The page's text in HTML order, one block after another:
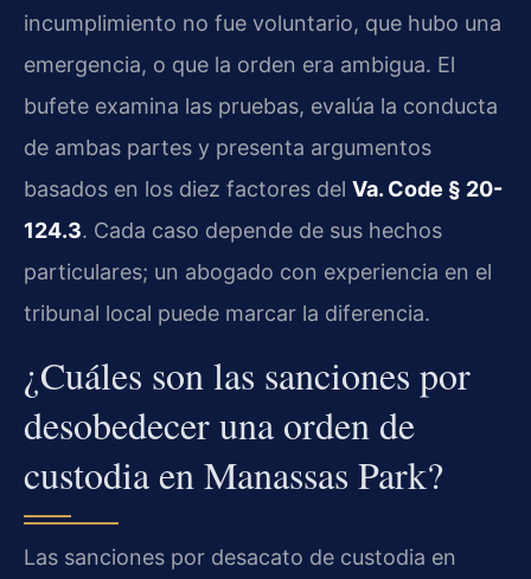
incumplimiento no fue voluntario, que hubo una
emergencia, o que la orden era ambigua. El
bufete examina las pruebas, evalúa la conducta
de ambas partes y presenta argumentos
basados en los diez factores del Va. Code § 20-
124.3. Cada caso depende de sus hechos
particulares; un abogado con experiencia en el
tribunal local puede marcar la diferencia.
¿Cuáles son las sanciones por
desobedecer una orden de
custodia en Manassas Park?
Las sanciones por desacato de custodia en